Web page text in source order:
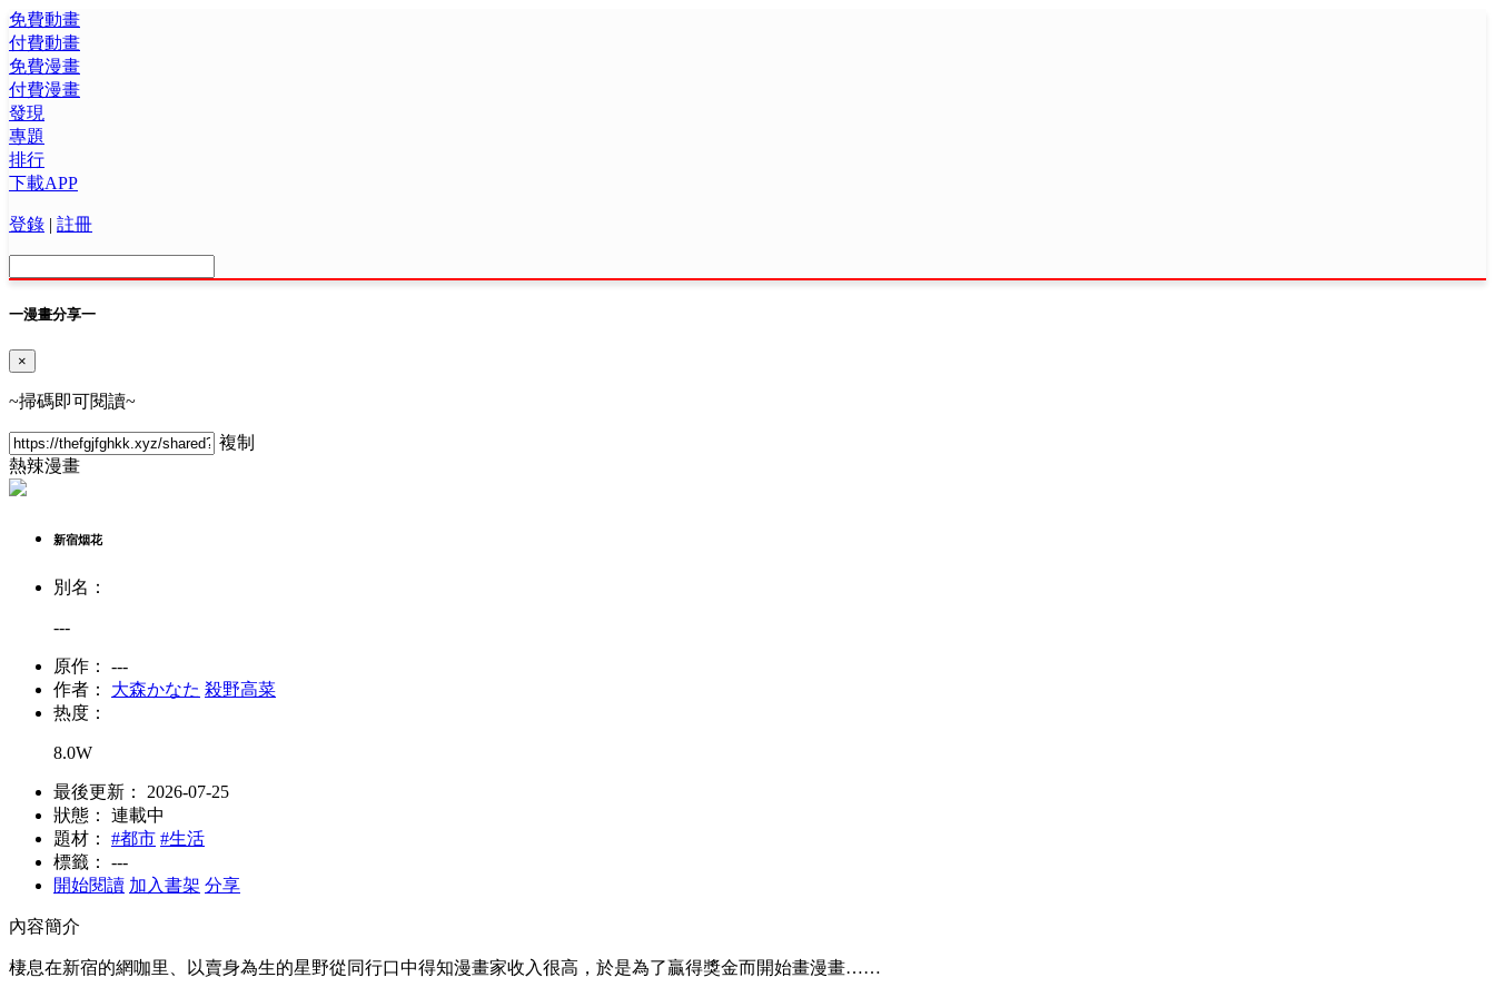
免費動畫
付費動畫
免費漫畫
付費漫畫
發現
專題
排行
下載APP
登錄 | 註冊
一漫畫分享一
×
~掃碼即可閱讀~
複制
熱辣漫畫
新宿烟花
別名：
---
原作：
---
作者：
大森かなた 殺野高菜
热度：
8.0W
最後更新：
2026-07-25
狀態：
連載中
題材：
#都市 #生活
標籤：
---
開始閱讀 加入書架 分享
內容簡介
棲息在新宿的網咖里、以賣身為生的星野從同行口中得知漫畫家收入很高，於是為了贏得獎金而開始畫漫畫……